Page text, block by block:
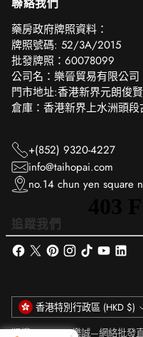
聯絡我們
‎藥房政府牌照資料：
牌照號碼: 52/3A/2015
批發牌照：60078099
公司名：樂晉貿易有限公司
門市地址:香港新界元朗俊
倉庫：香港新界上水洲頭
+(852) 9320-4227
info@taihopai.com
no.14 chun yen square
追蹤我們
貨
幣
香港特別行政區 (HKD $)
版權 © 2026,樂誠—網絡批發